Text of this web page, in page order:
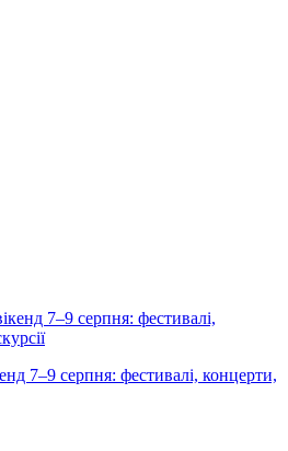
7–9 серпня: фестивалі, концерти,